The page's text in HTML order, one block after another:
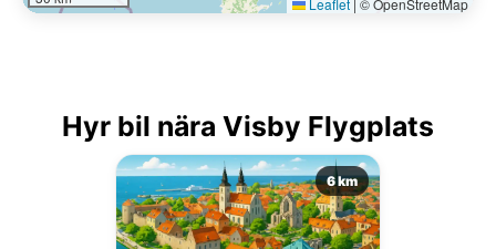
Hyr bil nära Visby Flygplats
6 km